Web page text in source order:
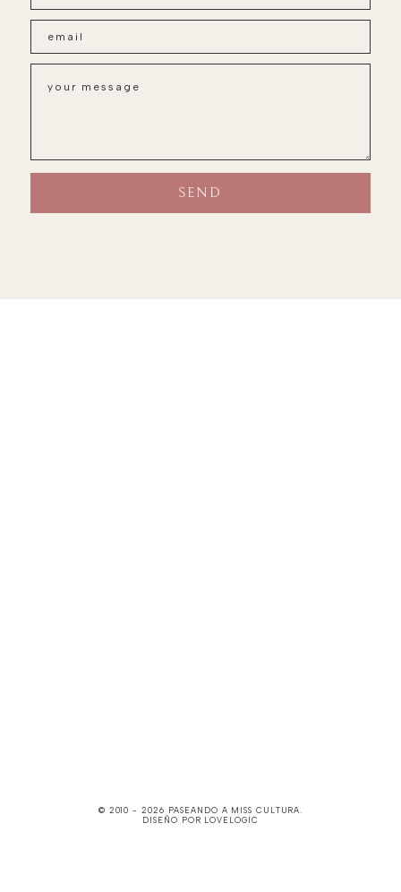
© 2010 - 2026 PASEANDO A MISS CULTURA
DISEÑO POR LOVELOGIC